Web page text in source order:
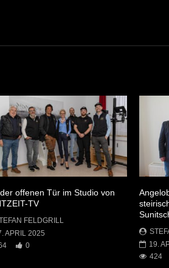
offenen Tür im Studio von
TV
FELDGRILL
APRIL 2025
0
19.
424